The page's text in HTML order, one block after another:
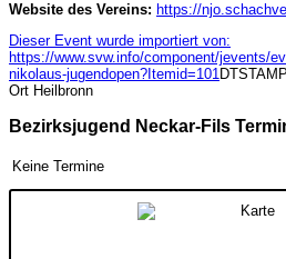
Website des Vereins: https://
Dieser Event wurde importiert von:
https://www.svw.info/component/jevents/
nikolaus-jugendopen?Itemid=101
Ort Heilbronn
Bezirksjugend Neckar-Fils
Keine Termine